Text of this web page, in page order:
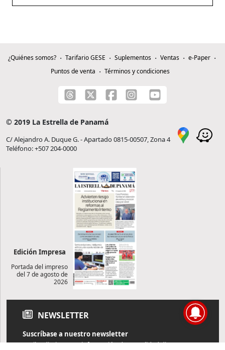
¿Quiénes somos? Tarifario GESE Suplementos Ventas
e-Paper
Puntos de venta
Términos y condiciones
© 2019 La Estrella de Panamá
C/ Alejandro A. Duque G. - Apartado 0815-00507, Zona 4
Teléfono: +507 204-0000
Edición Impresa
Portada del impreso
del 7 de agosto de
2026
NEWSLETTER
Suscríbase a nuestro newsletter
Reciba diariamente información de actualidad directamente en